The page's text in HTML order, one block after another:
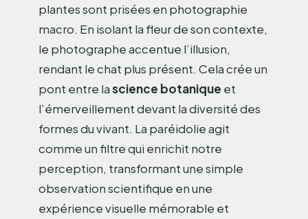
plantes sont prisées en photographie
macro. En isolant la fleur de son contexte,
le photographe accentue l’illusion,
rendant le chat plus présent. Cela crée un
pont entre lascience botanique et
l’émerveillement devant la diversité des
formes du vivant. La paréidolie agit
comme un filtre qui enrichit notre
perception, transformant une simple
observation scientifique en une
expérience visuelle mémorable et